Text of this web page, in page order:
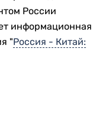
России
информационная
"Россия - Китай: